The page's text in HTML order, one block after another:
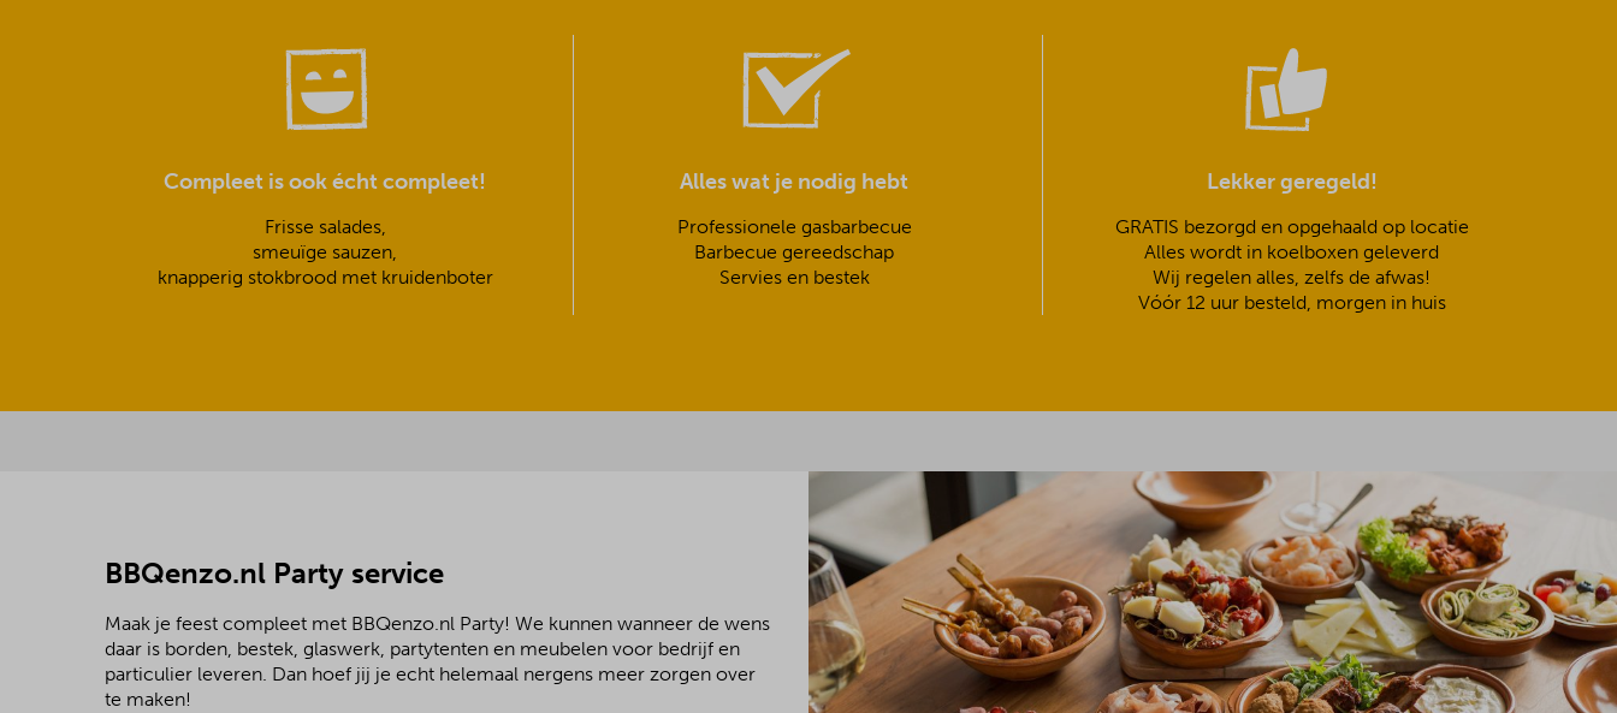
Compleet is ook écht compleet!
Frisse salades,
smeuïge sauzen,
knapperig stokbrood met kruidenboter
Alles wat je nodig hebt
Professionele gasbarbecue
Barbecue gereedschap
Servies en bestek
Lekker geregeld!
GRATIS bezorgd en opgehaald op locatie
Alles wordt in koelboxen geleverd
Wij regelen alles, zelfs de afwas!
Vóór 12 uur besteld, morgen in huis
BBQenzo.nl Party service
Maak je feest compleet met BBQenzo.nl Party! We kunnen wanneer de wens
daar is borden, bestek, glaswerk, partytenten en meubelen voor bedrijf en
particulier leveren. Dan hoef jij je echt helemaal nergens meer zorgen over
te maken!